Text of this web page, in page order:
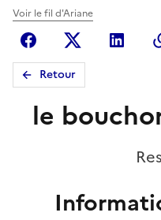
Voir le fil d'Ariane
FacebookX
Retour
le